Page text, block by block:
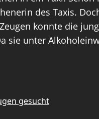
des Taxis.
konnte die
sie unter
gesucht